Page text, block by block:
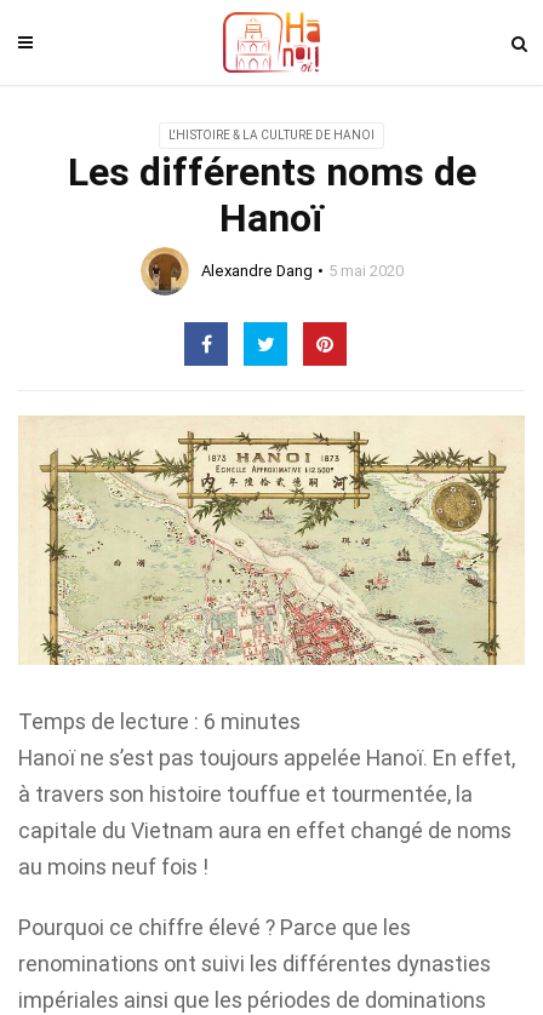
L'HISTOIRE & LA CULTURE DE HANOI
Les différents noms de
Hanoï
Alexandre Dang 5 mai 2020
Temps de lecture : 6 minutes
Hanoï ne s’est pas toujours appelée Hanoï. En effet,
à travers son histoire touffue et tourmentée, la
capitale du Vietnam aura en effet changé de noms
au moins neuf fois !
Pourquoi ce chiffre élevé ? Parce que les
renominations ont suivi les différentes dynasties
impériales ainsi que les périodes de dominations